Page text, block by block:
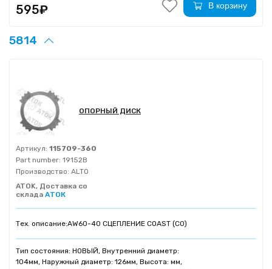
595₽ В корзину
5814
ОПОРНЫЙ ДИСК
Артикул: 115709-360
Part number: 19152B
Производство: ALTO
ATOK, Доставка со
склада АТОК
Тех. описание:AW60-40 СЦЕПЛЕНИЕ COAST (C0)
Тип состояния: НОВЫЙ, Внутренний диаметр:
104мм, Наружный диаметр: 126мм, Высота: мм,